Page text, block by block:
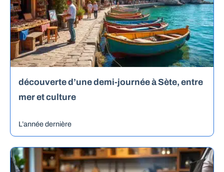
découverte d’une demi-journée à Sète, entre
mer et culture
L’année dernière